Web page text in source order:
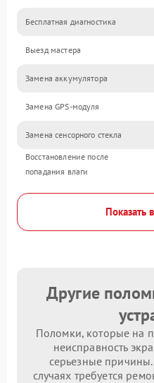
Бесплатная диагностика
Выезд мастера
Замена аккумулятора
Замена GPS-модуля
Замена сенсорного стекла
Восстановление после
попадания влаги
Показать
Другие
Поломки, которые на
неисправность
серьезные
случаях требуется